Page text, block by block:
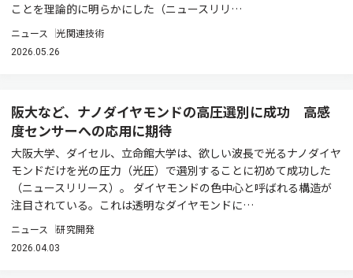
ことを理論的に明らかにした（ニュースリリ…
ニュース 光関連技術
2026.05.26
阪大など、ナノダイヤモンドの高圧選別に成功 高感
度センサーへの応用に期待
大阪大学、ダイセル、立命館大学は、欲しい波長で光るナノダイヤ
モンドだけを光の圧力（光圧）で選別することに初めて成功した
（ニュースリリース）。 ダイヤモンドの色中心と呼ばれる構造が
注目されている。これは透明なダイヤモンドに…
ニュース 研究開発
2026.04.03